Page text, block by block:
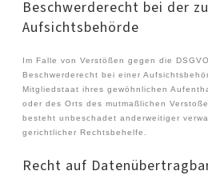
Beschwerde­recht bei der
Aufsichts­behörde
Im Falle von Verstößen gegen die
Beschwerderecht bei einer
Mitgliedstaat ihres gewöhnlichen
oder des Orts des mutmaßlichen
besteht unbeschadet anderweitiger
gerichtlicher Rechtsbehelfe.
Recht auf